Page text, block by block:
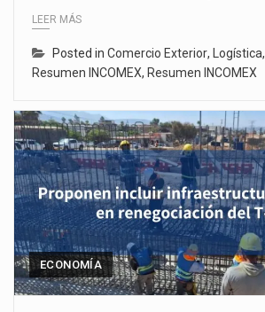
LEER MÁS
Posted in Comercio Exterior, Logística,
Resumen INCOMEX, Resumen INCOMEX
ECONOMÍA